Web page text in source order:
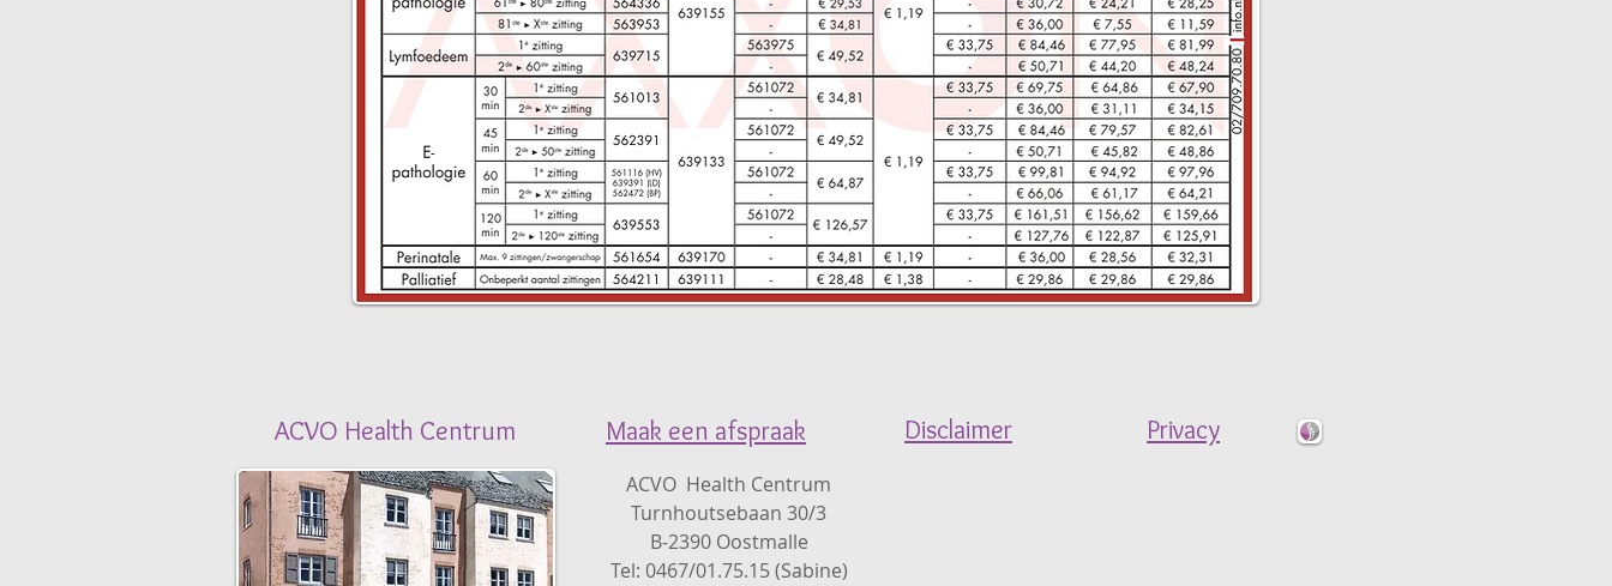
ACVO Health Centrum Maak een afspraak
ACVO Health Centrum
Turnhoutsebaan 30/3
B-2390 Oostmalle
Tel: 0467/01.75.15 (Sabine)
Disclaimer Privacy